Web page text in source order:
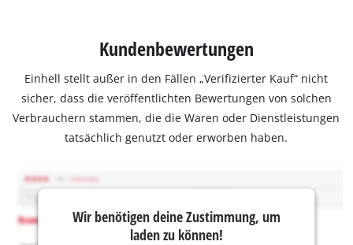
Kundenbewertungen
Einhell stellt außer in den Fällen „Verifizierter Kauf“ nicht
sicher, dass die veröffentlichten Bewertungen von solchen
Verbrauchern stammen, die die Waren oder Dienstleistungen
tatsächlich genutzt oder erworben haben.
Wir benötigen deine Zustimmung, um
laden zu können!